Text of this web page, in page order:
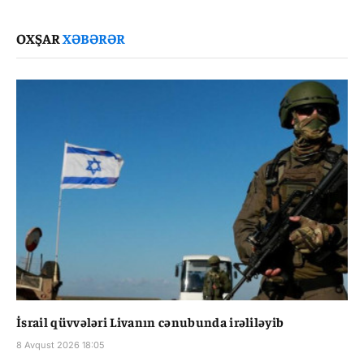
OXŞARXƏBƏRƏR
İsrail qüvvələri Livanın cənubunda irəliləyib
8 Avqust 2026 18:05